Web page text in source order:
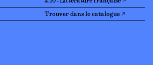
2.10 - Littérature française ↗
Trouver dans le catalogue ↗